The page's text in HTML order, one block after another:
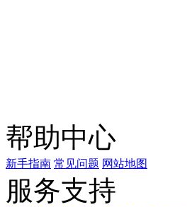
帮助中心
新手指南 常见问题 网站地图
服务支持